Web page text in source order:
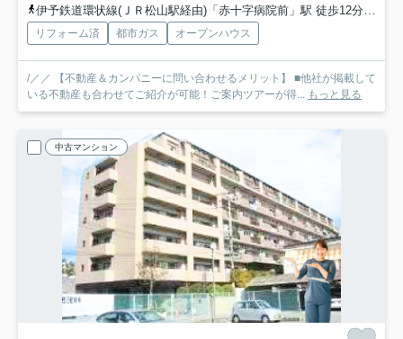
伊予鉄道環状線(ＪＲ松山駅経由)「赤十字病院前」駅 徒歩12分
リフォーム済 都市ガス オープンハウス
/／／ 【不動産＆カンパニーに問い合わせるメリット】 ■他社が掲載して
いる不動産も合わせてご紹介が可能！ご案内ツアーが得... もっと見る
中古マンション